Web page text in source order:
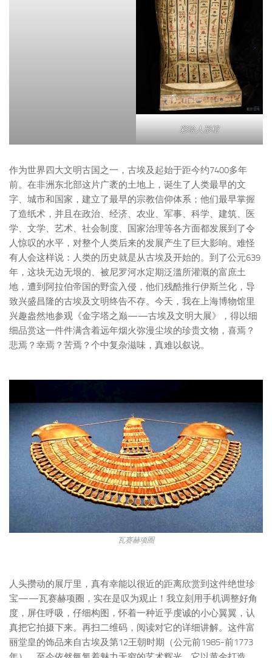
彩绘人形棺
作为世界四大文明古国之一，古埃及起始于距今约7400多年
前。在非洲东北部这片广袤的土地上，诞生了人类最早的文
字、城市和国家，建立了最早的宗教信仰体系；他们最早掌握
了造纸术，并且在政治、经济、农业、军事、科学、建筑、医
学、文学、艺术、社会制度、国家治理等各方面都发展到了令
人惊叹的水平，对整个人类后来的发展产生了巨大影响。难怪
有人会这样说：人类的历史就是从古埃及开始的。到了公元639
年，这块无边无垠的、被尼罗河水定期泛滥所灌溉的富庶土
地，遭到阿拉伯帝国的野蛮入侵，他们残酷推行伊斯兰化，导
致兴盛昌隆的古埃及文明终告不存。今天，我在上海博物馆里
兴趣盎然地参观《金字塔之巅——古埃及文明大展》，得以细
细品赏这一件件满含着远年烟火弥漫尘埃的珍贵文物，喜焉？
悲焉？幸焉？苦焉？个中复杂滋味，真难以叙说。
瓦赛赫项圈
人头攒动的展厅里，真有幸能以很近的距离欣赏到这件绝世珍
宝——瓦赛赫项圈，实在是叹为观止！我立刻用手机调整好角
度，屏住呼吸，仔细构图，怀着一种近乎虔诚的小心翼翼，认
真把它拍摄下来。再扫二维码，阅读对它的详细讲解。这件富
丽堂皇的饰品来自古埃及第12王朝时期（公元前1985-前1773